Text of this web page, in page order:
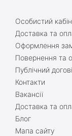
Особистий
Доставка та
Оформлення
Повернення та
Публічний
Контакти
Вакансії
Доставка та
Блог
Мапа сайту